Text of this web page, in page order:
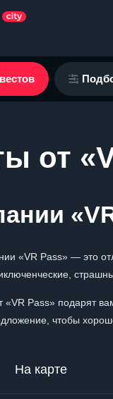
от
«VR Pass» — это
«VR Pass» подарят
чтобы
На карте